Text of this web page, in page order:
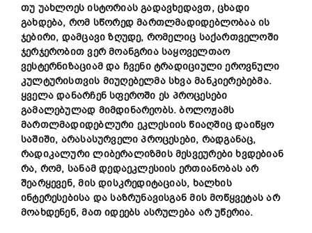
თუ უახლოეს ისტორიას გადავხედავთ, ცხადი
გახდება, რომ სწორედ მართლმადიდებლობაა ის
ჯებირი, დამცავი ზღუდე, რომელიც საქართველოში
ჯერჯერობით ვერ მოანგრია საყოველთაო
ვესტერნიზაციამ და ჩვენი ტრადიციული ეროვნული
კულტურისთვის მიუღებელმა სხვა მანკიერებებმა.
ყველა დანარჩენ სფეროში ეს პროცესები
გამალებულად მიმდინარეობს.ბოლოჟამს
მართლმადიდებლური ეკლესიის წიაღშიც დაიწყო
საშიში, არასასურველი პროცესები, რადგანაც,
რადიკალური ლიბერალიზმის მესვეურები ხვდებიან
რა, რომ, სანამ დედაეკლესიის ერთიანობას არ
შეარყევენ,მის დისკრედიტაციას, ხალხის
ინტერესებისა და საზრუნავისგან მის მოწყვეტას არ
მოახდენენ,მათ იდეებს ასრულება არ უწერია.